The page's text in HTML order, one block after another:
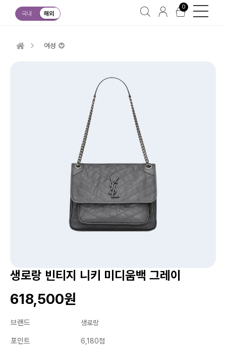
국내 해외
0
여성
생로랑 빈티지 니키 미디움백 그레이
618,500원
브랜드 생로랑
포인트 6,180점